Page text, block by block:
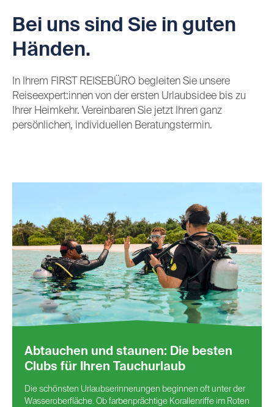
Bei uns sind Sie in guten
Händen.
In Ihrem FIRST REISEBÜRO begleiten Sie unsere
Reiseexpert:innen von der ersten Urlaubsidee bis zu
Ihrer Heimkehr. Vereinbaren Sie jetzt Ihren ganz
persönlichen, individuellen Beratungstermin.
Abtauchen und staunen: Die besten
Clubs für Ihren Tauchurlaub
Die schönsten Urlaubserinnerungen beginnen oft unter der
Wasseroberfläche. Ob farbenprächtige Korallenriffe im Roten